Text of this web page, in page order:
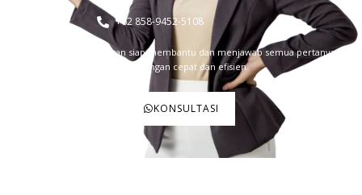
+62 858-9452-5108
Tim dukungan pelanggan siap membantu dan menjawab semua pertanyaan
Anda dengan cepat dan efisien.
KONSULTASI